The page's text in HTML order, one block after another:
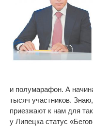
и полумарафон. А
тысяч участников.
приезжают к нам для
у Липецка статус «